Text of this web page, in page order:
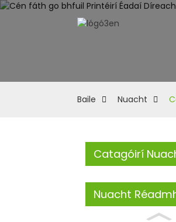
Baile Nuacht
Catagóirí
Nuacht